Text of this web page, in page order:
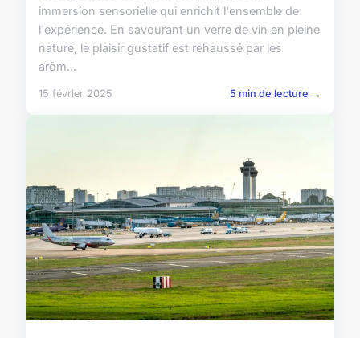
immersion sensorielle qui enrichit l'ensemble de
l'expérience. En savourant un verre de vin en pleine
nature, le plaisir gustatif est rehaussé par les
arôm...
15 février 2025 5 min de lecture →